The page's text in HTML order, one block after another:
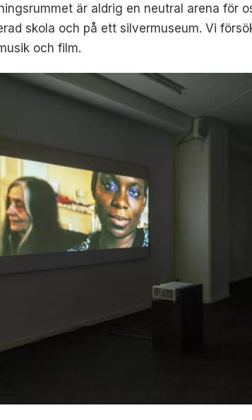
är aldrig en neutral arena för
skola och på ett silvermuseum. Vi
och film.